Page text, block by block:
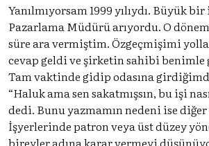
Yanılmıyorsam 1999 yılıydı. Büyük
Pazarlama Müdürü arıyordu. O
süre ara vermiştim. Özgeçmişimi
cevap geldi ve şirketin sahibi benimle
Tam vaktinde gidip odasına
“Haluk ama sen sakatmışsın, bu işi
dedi. Bunu yazmamın nedeni ise
İşyerlerinde patron veya üst düzey
bireyler adına karar vermeyi